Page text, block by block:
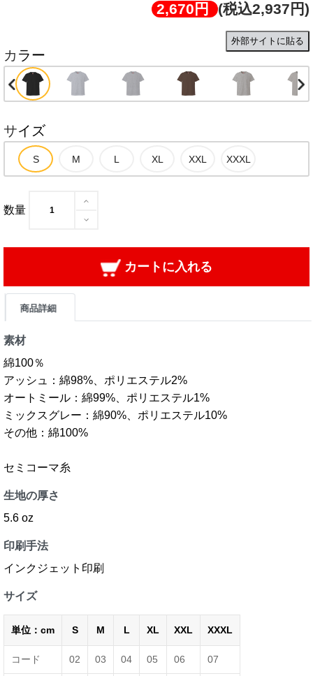
2,670円 (税込2,937円)
外部サイトに貼る
カラー
サイズ
数量
カートに入れる
商品詳細
素材
綿100％
アッシュ：綿98%、ポリエステル2%
オートミール：綿99%、ポリエステル1%
ミックスグレー：綿90%、ポリエステル10%
その他：綿100%
セミコーマ糸
生地の厚さ
5.6 oz
印刷手法
インクジェット印刷
サイズ
単位：cm S M L XL XXL XXXL
コード 02 03 04 05 06 07